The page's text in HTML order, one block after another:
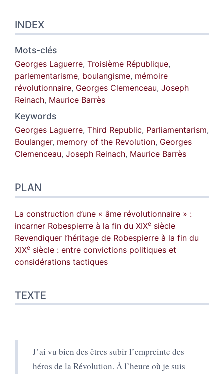
INDEX
Mots-clés
Georges Laguerre, Troisième République,
parlementarisme, boulangisme, mémoire
révolutionnaire, Georges Clemenceau, Joseph
Reinach, Maurice Barrès
Keywords
Georges Laguerre, Third Republic, Parliamentarism,
Boulanger, memory of the Revolution, Georges
Clemenceau, Joseph Reinach, Maurice Barrès
PLAN
La construction d’une « âme révolutionnaire » :
incarner Robespierre à la fin du XIXe siècle
Revendiquer l’héritage de Robespierre à la fin du
XIXe siècle : entre convictions politiques et
considérations tactiques
TEXTE
J’ai vu bien des êtres subir l’empreinte des
héros de la Révolution. À l’heure où je suis